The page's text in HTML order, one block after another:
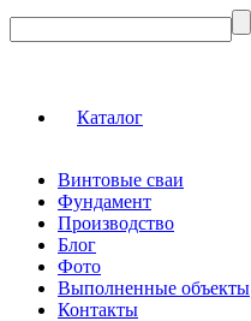
Каталог
Винтовые сваи
Фундамент
Производство
Блог
Фото
Выполненные объекты
Контакты